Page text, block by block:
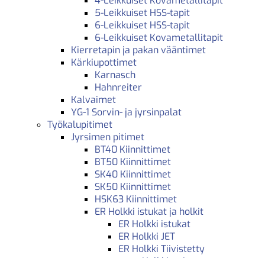
5-Leikkuiset HSS-tapit
6-Leikkuiset HSS-tapit
6-Leikkuiset Kovametallitapit
Kierretapin ja pakan vääntimet
Kärkiupottimet
Karnasch
Hahnreiter
Kalvaimet
YG-1 Sorvin- ja jyrsinpalat
Työkalupitimet
Jyrsimen pitimet
BT40 Kiinnittimet
BT50 Kiinnittimet
SK40 Kiinnittimet
SK50 Kiinnittimet
HSK63 Kiinnittimet
ER Holkki istukat ja holkit
ER Holkki istukat
ER Holkki JET
ER Holkki Tiivistetty